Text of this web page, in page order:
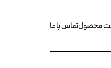
محصولتماس با ما